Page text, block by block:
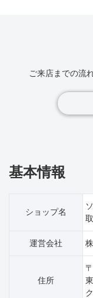
ご来店までの流
基本情報
ショップ名
運営会社
住所